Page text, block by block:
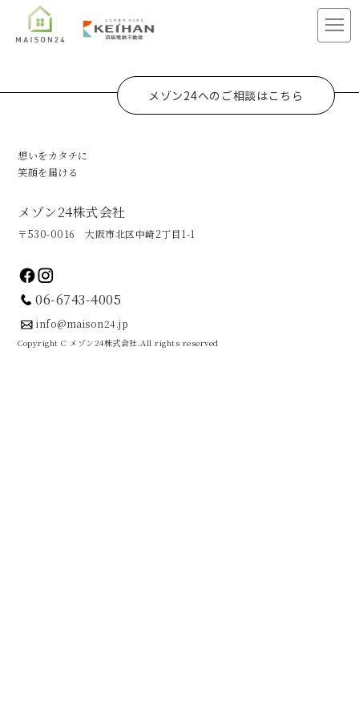
メゾン24へのご相談はこちら
想いをカタチに
笑顔を届ける
メゾン24株式会社
〒530-0016 大阪市北区中崎2丁目1-1
06-6743-4005
info@maison24.jp
Copyright C メゾン24株式会社.All rights reserved